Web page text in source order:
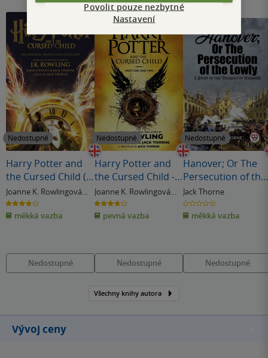
Nedostupné
Harry Potter and
the Cursed Child (8)
- Parts I & II
Joanne K. Rowlingová
& další
3.8
z
5
hvězdiček
měkká vazba
Nedostupné
Nedostupné
Harry Potter and
the Cursed Child -
Parts One and Two
(Special Rehearsal
Edition)
Joanne K. Rowlingová
& další
3.8
z
5
hvězdiček
pevná vazba
Nedostupné
Nedostupné
Hanover; Or The
Persecution of the
LowlyA Story of
Wilmington
Massacre
Jack Thorne
0.0
z
5
hvězdiček
měkká vazba
Nedostupné
Všechny knihy autora
Vývoj ceny
Povolit pouze nezbytné
Nastavení